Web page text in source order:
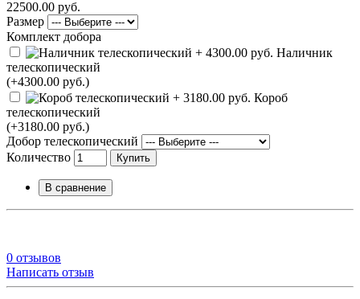
22500.00 руб.
Размер
Комплект добора
Наличник
телескопический
(+4300.00 руб.)
Короб
телескопический
(+3180.00 руб.)
Добор телескопический
Количество
Купить
В сравнение
0 отзывов
Написать отзыв